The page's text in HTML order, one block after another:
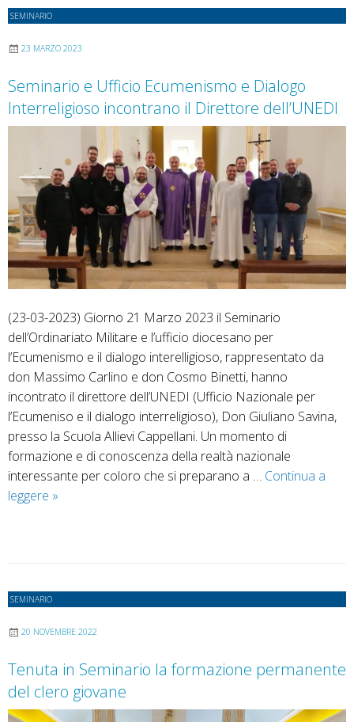
Rettore,
D’Agostino
Padre
spirituale
SEMINARIO
23 MARZO 2023
Seminario e Ufficio Ecumenismo e Dialogo
Interreligioso incontrano il Direttore dell’UNEDI
(23-03-2023) Giorno 21 Marzo 2023 il Seminario
dell’Ordinariato Militare e l’ufficio diocesano per
l’Ecumenismo e il dialogo interelligioso, rappresentato da
don Massimo Carlino e don Cosmo Binetti, hanno
incontrato il direttore dell’UNEDI (Ufficio Nazionale per
l’Ecumeniso e il dialogo interreligioso), Don Giuliano Savina,
presso la Scuola Allievi Cappellani. Un momento di
formazione e di conoscenza della realtà nazionale
interessante per coloro che si preparano a … Continua a
leggere Seminario
Dialogo
Interreligioso
incontrano
Direttore
dell’UNEDI
»
SEMINARIO
20 NOVEMBRE 2022
Tenuta in Seminario la formazione permanente
del clero giovane